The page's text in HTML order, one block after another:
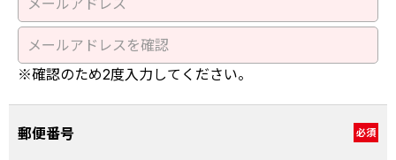
※確認のため2度入力してください。
郵便番号 必須